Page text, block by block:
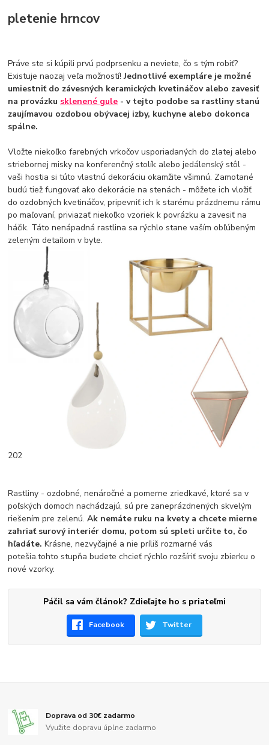
pletenie hrncov
Práve ste si kúpili prvú podprsenku a neviete, čo s tým robiť?
Existuje naozaj veľa možností!Jednotlivé exempláre je možné
umiestniť do závesných keramických kvetináčov alebo zavesiť
na provázku sklenené gule - v tejto podobe sa rastliny stanú
zaujímavou ozdobou obývacej izby, kuchyne alebo dokonca
spálne.
Vložte niekoľko farebných vrkočov usporiadaných do zlatej alebo
striebornej misky na konferenčný stolík alebo jedálenský stôl -
vaši hostia si túto vlastnú dekoráciu okamžite všimnú. Zamotané
budú tiež fungovať ako dekorácie na stenách - môžete ich vložiť
do ozdobných kvetináčov, pripevniť ich k starému prázdnemu rámu
po maľovaní, priviazať niekoľko vzoriek k povrázku a zavesiť na
háčik. Táto nenápadná rastlina sa rýchlo stane vaším obľúbeným
zeleným detailom v byte.
202
Rastliny - ozdobné, nenáročné a pomerne zriedkavé, ktoré sa v
poľských domoch nachádzajú, sú pre zaneprázdnených skvelým
riešením pre zelenú.Ak nemáte ruku na kvety a chcete mierne
zahriať surový interiér domu, potom sú spleti určite to, čo
hľadáte.Krásne, nezvyčajné a nie príliš rozmarné vás
potešia.tohto stupňa budete chcieť rýchlo rozšíriť svoju zbierku o
nové vzorky.
Páčil sa vám článok? Zdieľajte ho s priateľmi
Facebook Twitter
Doprava od 30€ zadarmo
Využite dopravu úplne zadarmo